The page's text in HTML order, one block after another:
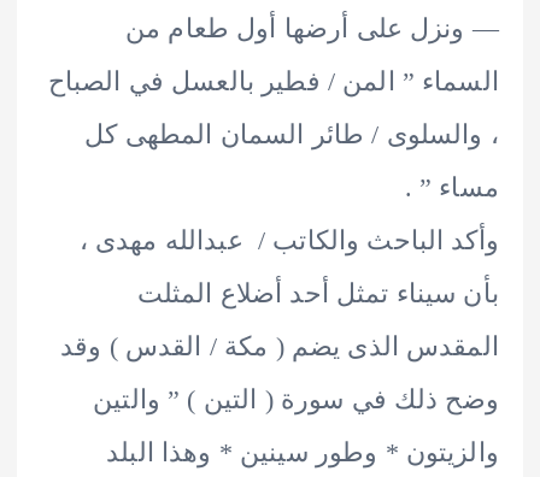
على أرضها أول طعام من
” المن / فطير بالعسل في الصباح
/ طائر السمان المطهى كل
” .
الباحث والكاتب / عبدالله مهدى ،
تمثل أحد أضلاع المثلت
الذى يضم ( مكة / القدس ) وقد
ذلك في سورة ( التين ) ” والتين
* وطور سينين * وهذا البلد